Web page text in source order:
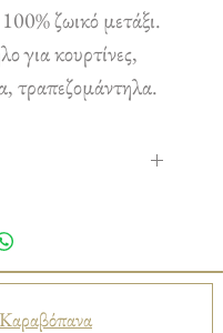
ζωικό μετάξι.
για κουρτίνες,
τραπεζομάντηλα.
Καραβόπανα